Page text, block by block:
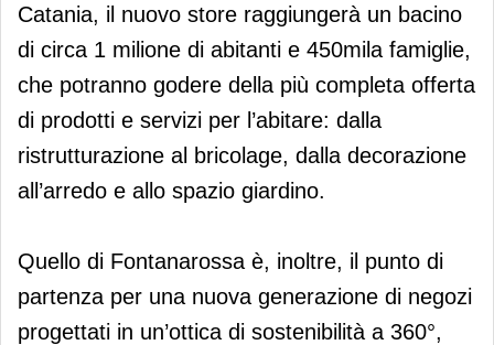
Catania, il nuovo store raggiungerà un bacino
di circa 1 milione di abitanti e 450mila famiglie,
che potranno godere della più completa offerta
di prodotti e servizi per l’abitare: dalla
ristrutturazione al bricolage, dalla decorazione
all’arredo e allo spazio giardino.
Quello di Fontanarossa è, inoltre, il punto di
partenza per una nuova generazione di negozi
progettati in un’ottica di sostenibilità a 360°,